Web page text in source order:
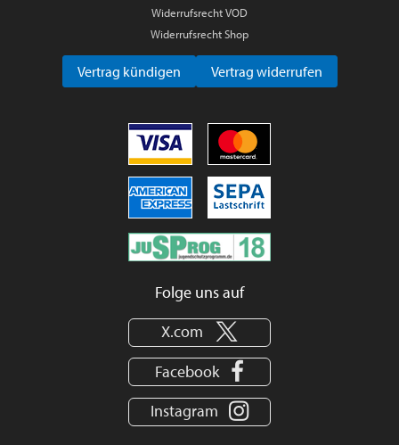
Widerrufsrecht VOD
Widerrufsrecht Shop
Vertrag kündigen Vertrag widerrufen
Folge uns auf
X.com
Facebook
Instagram